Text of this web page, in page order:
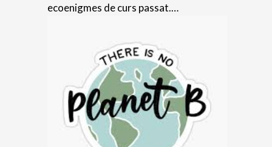
ecoenigmes de curs passat.…